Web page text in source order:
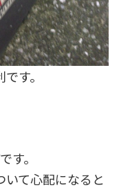
す。
す。
て心配になると